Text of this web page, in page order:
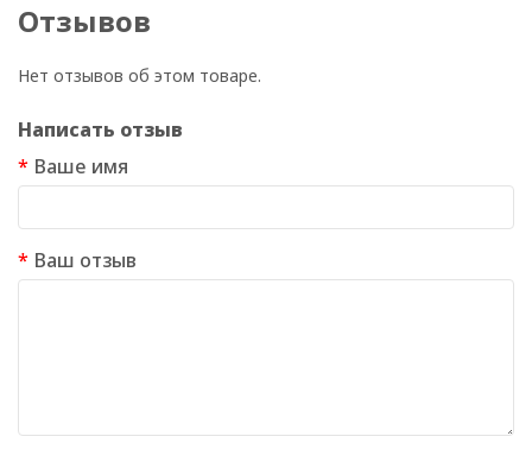
Отзывов
Нет отзывов об этом товаре.
Написать отзыв
Ваше имя
Ваш отзыв